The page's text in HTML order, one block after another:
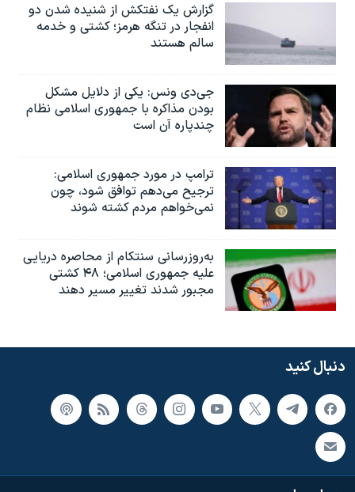
گزارش یک نفتکش از شنیده شدن دو
انفجار در تنگه هرمز؛ کشتی و خدمه
سالم هستند
جی‌دی ونس: یکی از دلایل مشکل
بودن مذاکره با جمهوری اسلامی نظام
چندپاره آن است
ترامپ در مورد جمهوری اسلامی:
ترجیح می‌دهم توافق شود، چون
نمی‌خواهم مردم کشته شوند
به‌روزرسانی سنتکام از محاصره دریایی
علیه جمهوری اسلامی؛ ۴۸ کشتی
مجبور شدند تغییر مسیر دهند
دنبال کنید